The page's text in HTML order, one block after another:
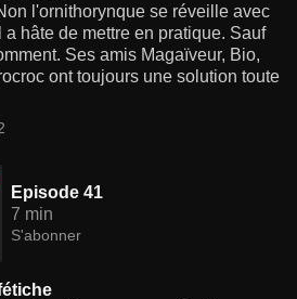
l'ornithorynque se réveille avec
hâte de mettre en pratique. Sauf
Ses amis Magaïveur, Bio,
ont toujours une solution toute
Episode 41
7 min
S'abonner